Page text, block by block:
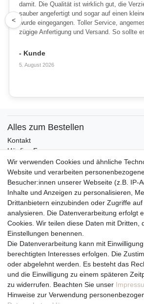
damit. Die Qualität ist wirklich gut, die
sauber angefertigt und sogar auf einen
wurde eingegangen. Toller Service,
zügige Anfertigung und Versand. So sollte
- Kunde
5. August 2026
<
Alles zum Bestellen
Kontakt
Häufige Fragen
Zahlungsmöglichkeiten
Versandbedingungen
Widerrufsrecht
Vertrag widerrufen
Über uns und unsere Kerzen
Team
Unternehmen / Philosophie
Kerzenpflege und Abbrennhinweise
Unsere Kerzenlieferanten
Du erreichst uns von
Montag bis Freitag 10 bis 17 Uhr
Wir verwenden Cookies und ähnliche
Website und verarbeiten
Besucher:innen unserer Webseite (z.B. IP-
Inhalte und Anzeigen zu personalisieren,
Drittanbietern einzubinden oder Zugriffe
analysieren. Die Datenverarbeitung erfolgt
Cookies. Wir teilen diese Daten mit Dritten,
Einstellungen benennen.
Die Datenverarbeitung kann mit
berechtigten Interesses erfolgen. Die
oder abgelehnt werden. Es besteht das
und die Einwilligung zu einem späteren
zu widerrufen. Beachten Sie unser
Hinweise zur Verwendung